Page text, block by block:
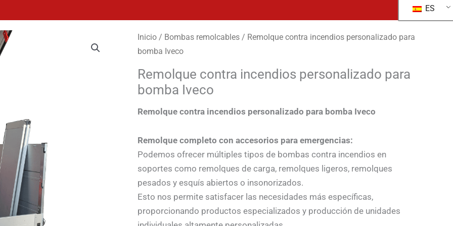
ES
Inicio / Bombas remolcables / Remolque contra incendios personalizado para
bomba Iveco
Remolque contra incendios personalizado para
bomba Iveco
Remolque contra incendios personalizado para bomba Iveco
Remolque completo con accesorios para emergencias:
Podemos ofrecer múltiples tipos de bombas contra incendios en
soportes como remolques de carga, remolques ligeros, remolques
pesados y esquís abiertos o insonorizados.
Esto nos permite satisfacer las necesidades más específicas,
proporcionando productos especializados y producción de unidades